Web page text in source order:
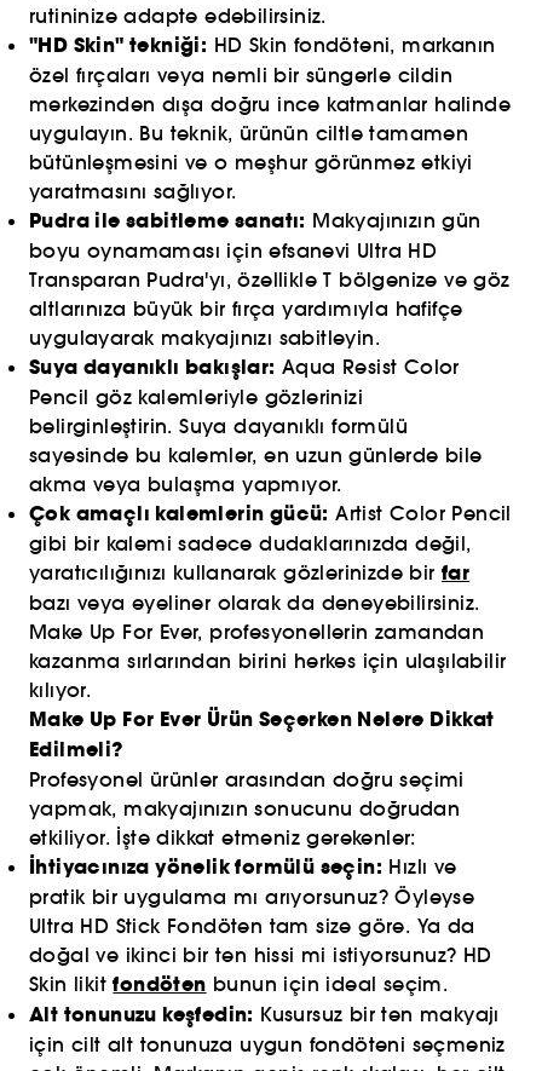
rutininize adapte edebilirsiniz.
"HD Skin" tekniği: HD Skin fondöteni, markanın
özel fırçaları veya nemli bir süngerle cildin
merkezinden dışa doğru ince katmanlar halinde
uygulayın. Bu teknik, ürünün ciltle tamamen
bütünleşmesini ve o meşhur görünmez etkiyi
yaratmasını sağlıyor.
Pudra ile sabitleme sanatı: Makyajınızın gün
boyu oynamaması için efsanevi Ultra HD
Transparan Pudra'yı, özellikle T bölgenize ve göz
altlarınıza büyük bir fırça yardımıyla hafifçe
uygulayarak makyajınızı sabitleyin.
Suya dayanıklı bakışlar: Aqua Resist Color
Pencil göz kalemleriyle gözlerinizi
belirginleştirin. Suya dayanıklı formülü
sayesinde bu kalemler, en uzun günlerde bile
akma veya bulaşma yapmıyor.
Çok amaçlı kalemlerin gücü: Artist Color Pencil
gibi bir kalemi sadece dudaklarınızda değil,
yaratıcılığınızı kullanarak gözlerinizde bir far
bazı veya eyeliner olarak da deneyebilirsiniz.
Make Up For Ever, profesyonellerin zamandan
kazanma sırlarından birini herkes için ulaşılabilir
kılıyor.
Make Up For Ever Ürün Seçerken Nelere Dikkat
Edilmeli?
Profesyonel ürünler arasından doğru seçimi
yapmak, makyajınızın sonucunu doğrudan
etkiliyor. İşte dikkat etmeniz gerekenler:
İhtiyacınıza yönelik formülü seçin: Hızlı ve
pratik bir uygulama mı arıyorsunuz? Öyleyse
Ultra HD Stick Fondöten tam size göre. Ya da
doğal ve ikinci bir ten hissi mi istiyorsunuz? HD
Skin likitfondöten bunun için ideal seçim.
Alt tonunuzu keşfedin: Kusursuz bir ten makyajı
için cilt alt tonunuza uygun fondöteni seçmeniz